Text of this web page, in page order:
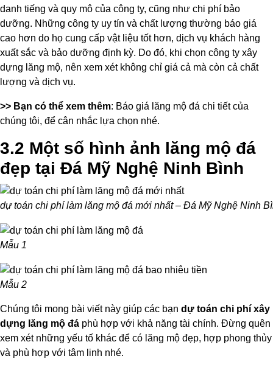
danh tiếng và quy mô của công ty, cũng như chi phí bảo
dưỡng. Những công ty uy tín và chất lượng thường báo giá
cao hơn do họ cung cấp vật liệu tốt hơn, dịch vụ khách hàng
xuất sắc và bảo dưỡng định kỳ. Do đó, khi chọn công ty xây
dựng lăng mộ, nên xem xét không chỉ giá cả mà còn cả chất
lượng và dịch vụ.
>> Bạn có thể xem thêm: Báo giá lăng mộ đá chi tiết của
chúng tôi, để cân nhắc lựa chọn nhé.
3.2 Một số hình ảnh lăng mộ đá
đẹp tại Đá Mỹ Nghệ Ninh Bình
dự toán chi phí làm lăng mộ đá mới nhất – Đá Mỹ Nghệ Ninh
Mẫu 1
Mẫu 2
Chúng tôi mong bài viết này giúp các bạn dự toán chi phí xây
dựng lăng mộ đá phù hợp với khả năng tài chính. Đừng quên
xem xét những yếu tố khác để có lăng mộ đẹp, hợp phong thủy
và phù hợp với tâm linh nhé.